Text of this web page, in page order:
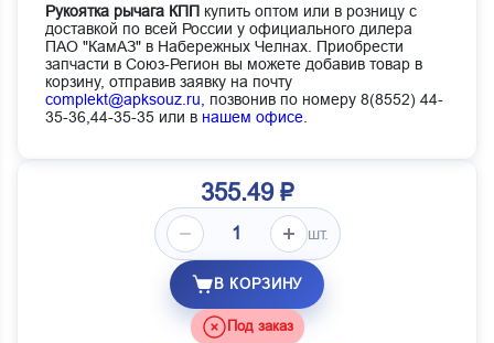
Рукоятка рычага КПП купить оптом или в розницу с
доставкой по всей России у официального дилера
ПАО "КамАЗ" в Набережных Челнах. Приобрести
запчасти в Союз-Регион вы можете добавив товар в
корзину, отправив заявку на почту
complekt@apksouz.ru,
позвонив по номеру 8(8552) 44-
35-36,44-35-35 или в нашем офисе
355.49 ₽
шт.
В КОРЗИНУ
Под заказ